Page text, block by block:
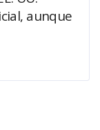
aunque